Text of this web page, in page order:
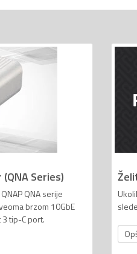
Series)
QNA serije
brzom 10GbE
tip-C port.